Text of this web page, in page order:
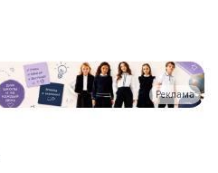
Реклама